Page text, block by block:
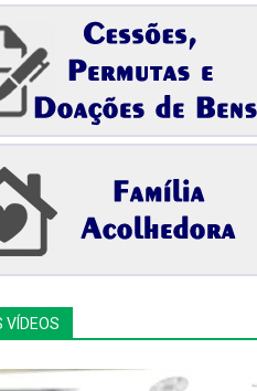
VÍDEOS